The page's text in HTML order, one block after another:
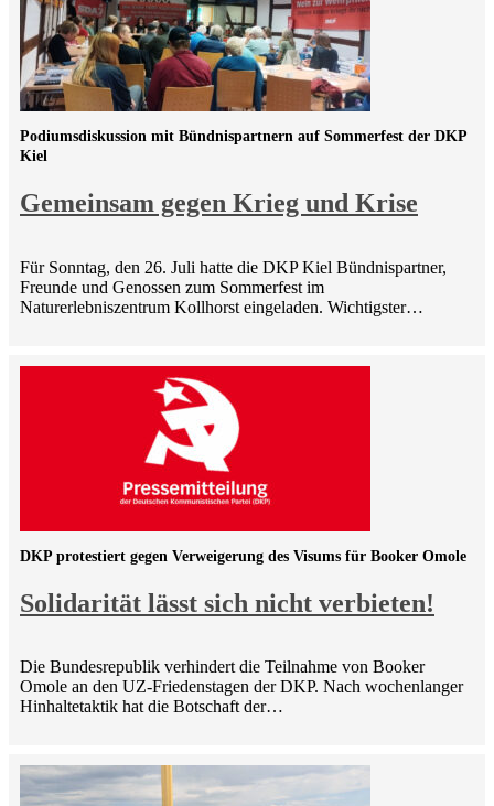
Gemeinsam gegen Krieg und Krise
Podiumsdiskussion mit Bündnispartnern auf Sommerfest der DKP
Kiel
Für Sonntag, den 26. Juli hatte die DKP Kiel Bündnispartner,
Freunde und Genossen zum Sommerfest im
Naturerlebniszentrum Kollhorst eingeladen. Wichtigster…
Solidarität lässt sich nicht verbieten!
DKP protestiert gegen Verweigerung des Visums für Booker Omole
Die Bundesrepublik verhindert die Teilnahme von Booker
Omole an den UZ-Friedenstagen der DKP. Nach wochenlanger
Hinhaltetaktik hat die Botschaft der…